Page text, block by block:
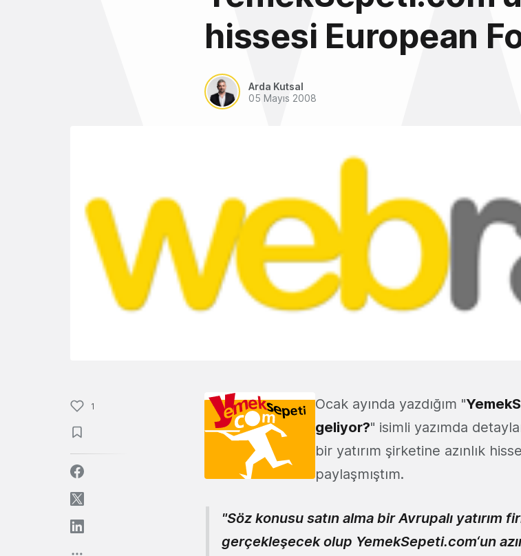
hissesi European
Arda Kutsal
05 Mayıs 2008
1 Ocak ayında yazdığım "
geliyor?" isimli yazımda
bir yatırım şirketine azınlık
paylaşmıştım.
"Söz konusu satın alma bir Avrupalı yatırım
gerçekleşecek olup YemekSepeti.com‘un